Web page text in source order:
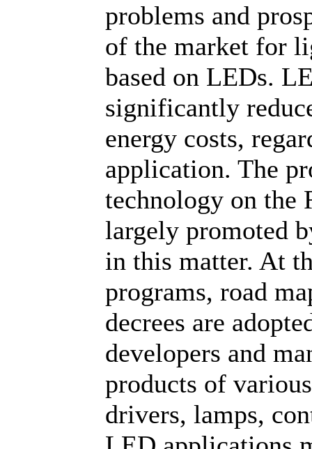
problems and
of the market for
based on LEDs.
significantly
energy costs,
application. The
technology on the
largely promoted
in this matter. At
programs, road
decrees are
developers and
products of
drivers, lamps,